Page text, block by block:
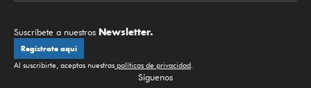
Suscríbete a nuestros Newsletter.
Regístrate aquí
Al suscribirte, aceptas nuestras políticas de privacidad.
Síguenos